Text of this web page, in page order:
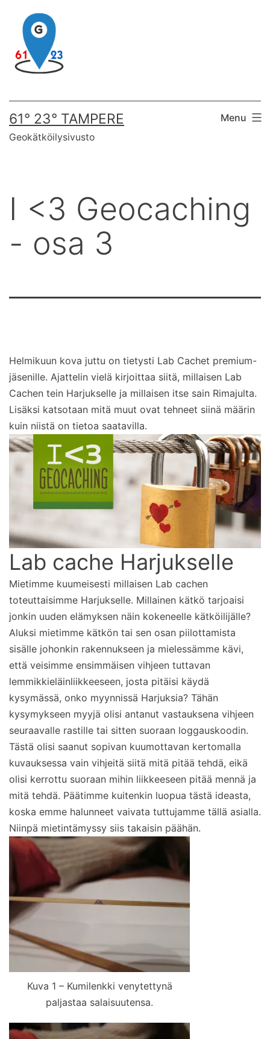
content
61° 23° TAMPERE
Geokätköilysivusto
Menu
I <3 Geocaching
- osa 3
Helmikuun kova juttu on tietysti Lab Cachet premium-
jäsenille. Ajattelin vielä kirjoittaa siitä, millaisen Lab
Cachen tein Harjukselle ja millaisen itse sain Rimajulta.
Lisäksi katsotaan mitä muut ovat tehneet siinä määrin
kuin niistä on tietoa saatavilla.
Lab cache Harjukselle
Mietimme kuumeisesti millaisen Lab cachen
toteuttaisimme Harjukselle. Millainen kätkö tarjoaisi
jonkin uuden elämyksen näin kokeneelle kätköilijälle?
Aluksi mietimme kätkön tai sen osan piilottamista
sisälle johonkin rakennukseen ja mielessämme kävi,
että veisimme ensimmäisen vihjeen tuttavan
lemmikkieläinliikkeeseen, josta pitäisi käydä
kysymässä, onko myynnissä Harjuksia? Tähän
kysymykseen myyjä olisi antanut vastauksena vihjeen
seuraavalle rastille tai sitten suoraan loggauskoodin.
Tästä olisi saanut sopivan kuumottavan kertomalla
kuvauksessa vain vihjeitä siitä mitä pitää tehdä, eikä
olisi kerrottu suoraan mihin liikkeeseen pitää mennä ja
mitä tehdä. Päätimme kuitenkin luopua tästä ideasta,
koska emme halunneet vaivata tuttujamme tällä asialla.
Niinpä mietintämyssy siis takaisin päähän.
Kuva 1 – Kumilenkki venytettynä
paljastaa salaisuutensa.